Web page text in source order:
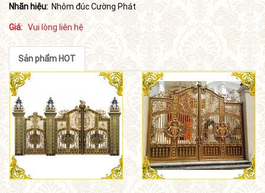
Nhãn hiệu: Nhôm đúc Cường Phát
Giá: Vui lòng liên hệ
Sản phẩm HOT